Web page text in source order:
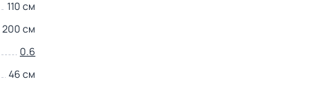
110 см
200 см
0.6
46 см